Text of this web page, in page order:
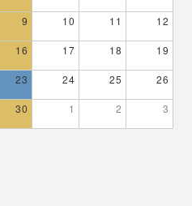
9 10 11 12
16 17 18 19
23 24 25 26
30 1 2 3